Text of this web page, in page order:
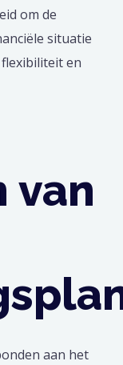
om de
situatie
en
van
aan het